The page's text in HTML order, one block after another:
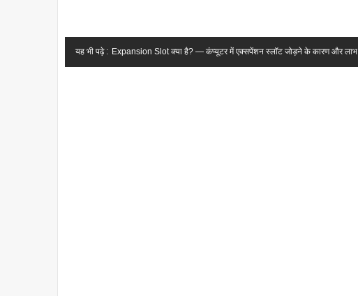
यह भी पढ़े : Expansion Slot क्या है? — कंप्यूटर में एक्सपेंशन स्लॉट जोड़ने के कारण और लाभ